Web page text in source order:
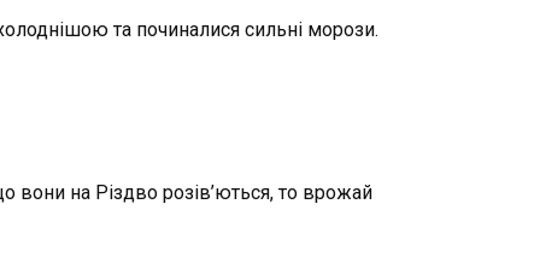
та починалися сильні морози.
на Різдво розів’ються, то врожай